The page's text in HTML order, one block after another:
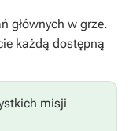
głównych w grze.
każdą dostępną
misji